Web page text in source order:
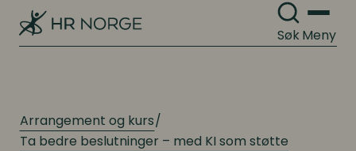
SøkMeny
Arrangement og kurs
Ta bedre beslutninger – med KI som støtte